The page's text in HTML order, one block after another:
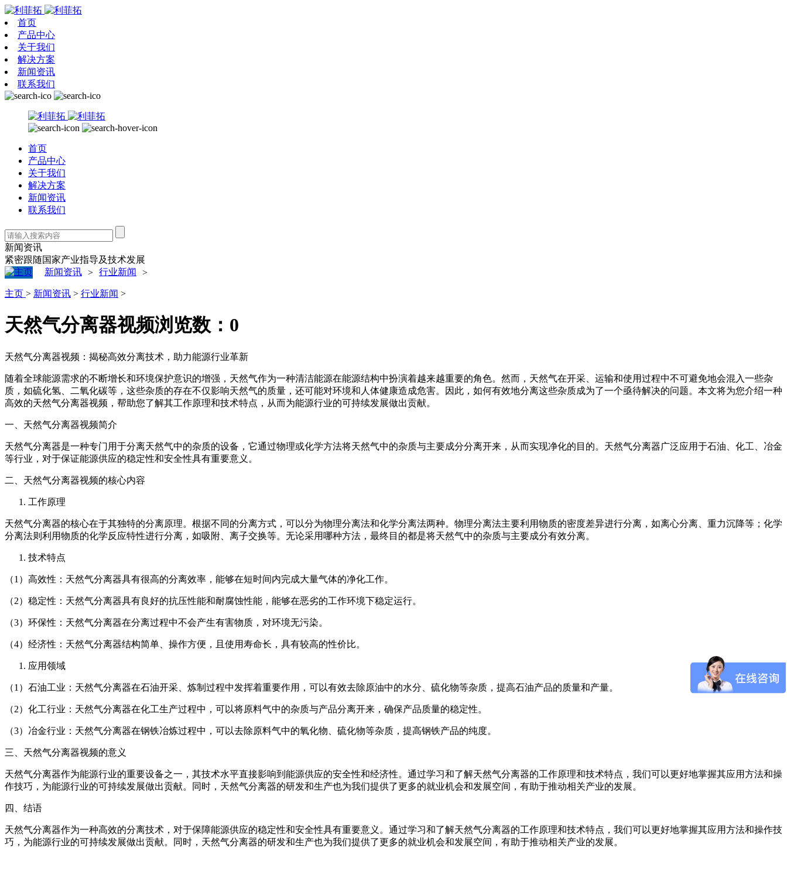
首页
产品中心
关于我们
解决方案
新闻资讯
联系我们
首页
产品中心
关于我们
解决方案
新闻资讯
联系我们
新闻资讯
紧密跟随国家产业指导及技术发展
新闻资讯 > 行业新闻 >
主页 > 新闻资讯 > 行业新闻 >
天然气分离器视频浏览数： 0
天然气分离器视频：揭秘高效分离技术，助力能源行业革新
随着全球能源需求的不断增长和环境保护意识的增强，天然气作为一种清洁能源在能源结构中扮演着越来越重要的角色。然而，天然气在开采、运输和使用过程中不可避免地会混入一些杂
质，如硫化氢、二氧化碳等，这些杂质的存在不仅影响天然气的质量，还可能对环境和人体健康造成危害。因此，如何有效地分离这些杂质成为了一个亟待解决的问题。本文将为您介绍一种
高效的天然气分离器视频，帮助您了解其工作原理和技术特点，从而为能源行业的可持续发展做出贡献。
一、天然气分离器视频简介
天然气分离器是一种专门用于分离天然气中的杂质的设备，它通过物理或化学方法将天然气中的杂质与主要成分分离开来，从而实现净化的目的。天然气分离器广泛应用于石油、化工、冶金
等行业，对于保证能源供应的稳定性和安全性具有重要意义。
二、天然气分离器视频的核心内容
工作原理
天然气分离器的核心在于其独特的分离原理。根据不同的分离方式，可以分为物理分离法和化学分离法两种。物理分离法主要利用物质的密度差异进行分离，如离心分离、重力沉降等；化学
分离法则利用物质的化学反应特性进行分离，如吸附、离子交换等。无论采用哪种方法，最终目的都是将天然气中的杂质与主要成分有效分离。
技术特点
（1）高效性：天然气分离器具有很高的分离效率，能够在短时间内完成大量气体的净化工作。
（2）稳定性：天然气分离器具有良好的抗压性能和耐腐蚀性能，能够在恶劣的工作环境下稳定运行。
（3）环保性：天然气分离器在分离过程中不会产生有害物质，对环境无污染。
（4）经济性：天然气分离器结构简单、操作方便，且使用寿命长，具有较高的性价比。
应用领域
（1）石油工业：天然气分离器在石油开采、炼制过程中发挥着重要作用，可以有效去除原油中的水分、硫化物等杂质，提高石油产品的质量和产量。
（2）化工行业：天然气分离器在化工生产过程中，可以将原料气中的杂质与产品分离开来，确保产品质量的稳定性。
（3）冶金行业：天然气分离器在钢铁冶炼过程中，可以去除原料气中的氧化物、硫化物等杂质，提高钢铁产品的纯度。
三、天然气分离器视频的意义
天然气分离器作为能源行业的重要设备之一，其技术水平直接影响到能源供应的安全性和经济性。通过学习和了解天然气分离器的工作原理和技术特点，我们可以更好地掌握其应用方法和操
作技巧，为能源行业的可持续发展做出贡献。同时，天然气分离器的研发和生产也为我们提供了更多的就业机会和发展空间，有助于推动相关产业的发展。
四、结语
天然气分离器作为一种高效的分离技术，对于保障能源供应的稳定性和安全性具有重要意义。通过学习和了解天然气分离器的工作原理和技术特点，我们可以更好地掌握其应用方法和操作技
巧，为能源行业的可持续发展做出贡献。同时，天然气分离器的研发和生产也为我们提供了更多的就业机会和发展空间，有助于推动相关产业的发展。